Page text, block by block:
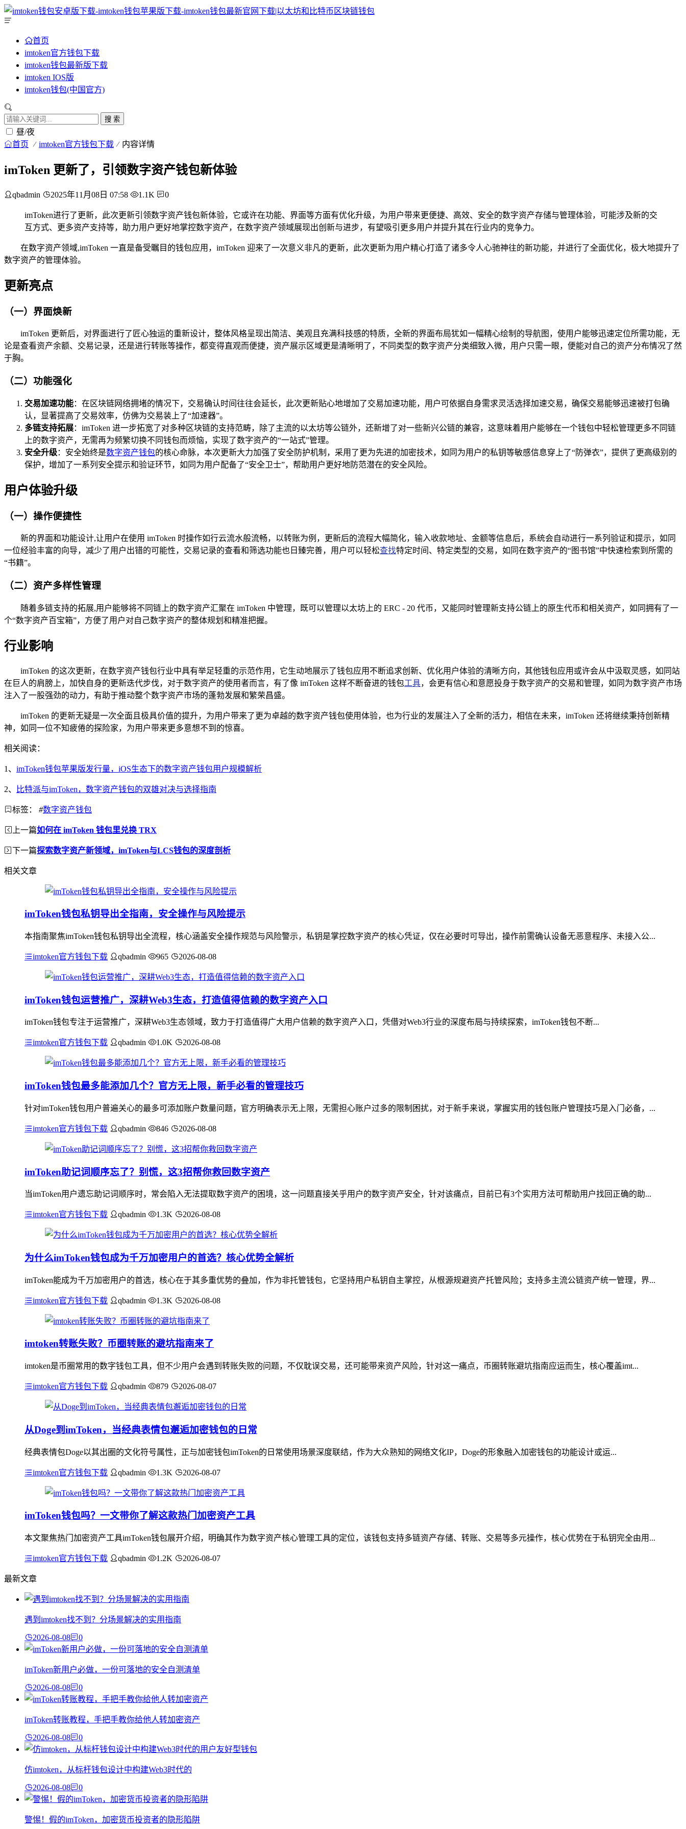
首页
imtoken官方钱包下载
imtoken钱包最新版下载
imtoken IOS版
imtoken钱包(中国官方)
搜 索
昼/夜
首页 imtoken官方钱包下载 内容详情
imToken 更新了，引领数字资产钱包新体验
qbadmin 2025年11月08日 07:58 1.1K 0
imToken进行了更新，此次更新引领数字资产钱包新体验，它或许在功能、界面等方面有优化升级，为用户带来更便捷、高效、安全的数字资产存储与管理体验，可能涉及新的交
互方式、更多资产支持等，助力用户更好地掌控数字资产，在数字资产领域展现出创新与进步，有望吸引更多用户并提升其在行业内的竞争力。
在数字资产领域,imToken 一直是备受瞩目的钱包应用，imToken 迎来了一次意义非凡的更新，此次更新为用户精心打造了诸多令人心驰神往的新功能，并进行了全面优化，极大地提升了
数字资产的管理体验。
更新亮点
（一）界面焕新
imToken 更新后，对界面进行了匠心独运的重新设计，整体风格呈现出简洁、美观且充满科技感的特质，全新的界面布局犹如一幅精心绘制的导航图，使用户能够迅速定位所需功能，无
论是查看资产余额、交易记录，还是进行转账等操作，都变得直观而便捷，资产展示区域更是清晰明了，不同类型的数字资产分类细致入微，用户只需一眼，便能对自己的资产分布情况了然
于胸。
（二）功能强化
交易加速功能：在区块链网络拥堵的情况下，交易确认时间往往会延长，此次更新贴心地增加了交易加速功能，用户可依据自身需求灵活选择加速交易，确保交易能够迅速被打包确
认，显著提高了交易效率，仿佛为交易装上了“加速器”。
多链支持拓展：imToken 进一步拓宽了对多种区块链的支持范畴，除了主流的以太坊等公链外，还新增了对一些新兴公链的兼容，这意味着用户能够在一个钱包中轻松管理更多不同链
上的数字资产，无需再为频繁切换不同钱包而烦恼，实现了数字资产的“一站式”管理。
安全升级：安全始终是数字资产钱包的核心命脉，本次更新大力加强了安全防护机制，采用了更为先进的加密技术，如同为用户的私钥等敏感信息穿上了“防弹衣”，提供了更高级别的
保护，增加了一系列安全提示和验证环节，如同为用户配备了“安全卫士”，帮助用户更好地防范潜在的安全风险。
用户体验升级
（一）操作便捷性
新的界面和功能设计,让用户在使用 imToken 时操作如行云流水般流畅，以转账为例，更新后的流程大幅简化，输入收款地址、金额等信息后，系统会自动进行一系列验证和提示，如同
一位经验丰富的向导，减少了用户出错的可能性，交易记录的查看和筛选功能也日臻完善，用户可以轻松查找特定时间、特定类型的交易，如同在数字资产的“图书馆”中快速检索到所需的
“书籍”。
（二）资产多样性管理
随着多链支持的拓展,用户能够将不同链上的数字资产汇聚在 imToken 中管理，既可以管理以太坊上的 ERC - 20 代币，又能同时管理新支持公链上的原生代币和相关资产，如同拥有了一
个“数字资产百宝箱”，方便了用户对自己数字资产的整体规划和精准把握。
行业影响
imToken 的这次更新，在数字资产钱包行业中具有举足轻重的示范作用，它生动地展示了钱包应用不断追求创新、优化用户体验的清晰方向，其他钱包应用或许会从中汲取灵感，如同站
在巨人的肩膀上，加快自身的更新迭代步伐，对于数字资产的使用者而言，有了像 imToken 这样不断奋进的钱包工具，会更有信心和意愿投身于数字资产的交易和管理，如同为数字资产市场
注入了一股强劲的动力，有助于推动整个数字资产市场的蓬勃发展和繁荣昌盛。
imToken 的更新无疑是一次全面且极具价值的提升，为用户带来了更为卓越的数字资产钱包使用体验，也为行业的发展注入了全新的活力，相信在未来，imToken 还将继续秉持创新精
神，如同一位不知疲倦的探险家，为用户带来更多意想不到的惊喜。
相关阅读：
1、 imToken钱包苹果版发行量，iOS生态下的数字资产钱包用户规模解析
2、 比特派与imToken，数字资产钱包的双雄对决与选择指南
标签： #数字资产钱包
上一篇如何在 imToken 钱包里兑换 TRX
下一篇探索数字资产新领域，imToken与LCS钱包的深度剖析
相关文章
imToken钱包私钥导出全指南，安全操作与风险提示
本指南聚焦imToken钱包私钥导出全流程，核心涵盖安全操作规范与风险警示，私钥是掌控数字资产的核心凭证，仅在必要时可导出，操作前需确认设备无恶意程序、未接入公...
imtoken官方钱包下载 qbadmin 965 2026-08-08
imToken钱包运营推广，深耕Web3生态，打造值得信赖的数字资产入口
imToken钱包专注于运营推广，深耕Web3生态领域，致力于打造值得广大用户信赖的数字资产入口，凭借对Web3行业的深度布局与持续探索，imToken钱包不断...
imtoken官方钱包下载 qbadmin 1.0K 2026-08-08
imToken钱包最多能添加几个？官方无上限，新手必看的管理技巧
针对imToken钱包用户普遍关心的最多可添加账户数量问题，官方明确表示无上限，无需担心账户过多的限制困扰，对于新手来说，掌握实用的钱包账户管理技巧是入门必备，...
imtoken官方钱包下载 qbadmin 846 2026-08-08
imToken助记词顺序忘了？别慌，这3招帮你救回数字资产
当imToken用户遗忘助记词顺序时，常会陷入无法提取数字资产的困境，这一问题直接关乎用户的数字资产安全，针对该痛点，目前已有3个实用方法可帮助用户找回正确的助...
imtoken官方钱包下载 qbadmin 1.3K 2026-08-08
为什么imToken钱包成为千万加密用户的首选？核心优势全解析
imToken能成为千万加密用户的首选，核心在于其多重优势的叠加，作为非托管钱包，它坚持用户私钥自主掌控，从根源规避资产托管风险；支持多主流公链资产统一管理，界...
imtoken官方钱包下载 qbadmin 1.3K 2026-08-08
imtoken转账失败？币圈转账的避坑指南来了
imtoken是币圈常用的数字钱包工具，但不少用户会遇到转账失败的问题，不仅耽误交易，还可能带来资产风险，针对这一痛点，币圈转账避坑指南应运而生，核心覆盖imt...
imtoken官方钱包下载 qbadmin 879 2026-08-07
从Doge到imToken，当经典表情包邂逅加密钱包的日常
经典表情包Doge以其出圈的文化符号属性，正与加密钱包imToken的日常使用场景深度联结，作为大众熟知的网络文化IP，Doge的形象融入加密钱包的功能设计或运...
imtoken官方钱包下载 qbadmin 1.3K 2026-08-07
imToken钱包吗？一文带你了解这款热门加密资产工具
本文聚焦热门加密资产工具imToken钱包展开介绍，明确其作为数字资产核心管理工具的定位，该钱包支持多链资产存储、转账、交易等多元操作，核心优势在于私钥完全由用...
imtoken官方钱包下载 qbadmin 1.2K 2026-08-07
最新文章
遇到imtoken找不到？分场景解决的实用指南
2026-08-08 0
imToken新用户必做，一份可落地的安全自测清单
2026-08-08 0
imToken转账教程，手把手教你给他人转加密资产
2026-08-08 0
仿imtoken，从标杆钱包设计中构建Web3时代的
2026-08-08 0
警惕！假的imToken，加密货币投资者的隐形陷阱